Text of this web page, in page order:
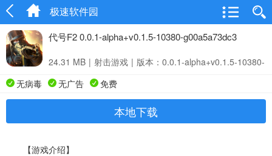
极速软件园
代号F2 0.0.1-alpha+v0.1.5-10380-g00a5a73dc3
24.31 MB | 射击游戏 | 版本：0.0.1-alpha+v0.1.5-10380-
无病毒
无广告 免费
本地下载
【游戏介绍】